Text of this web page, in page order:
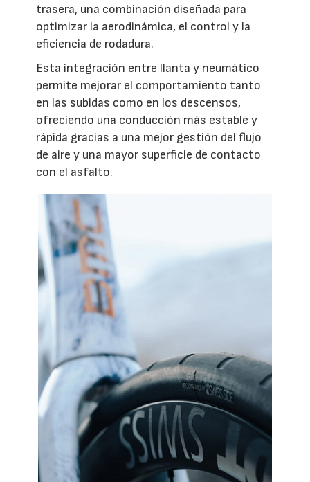
trasera, una combinación diseñada para
optimizar la aerodinámica, el control y la
eficiencia de rodadura.
Esta integración entre llanta y neumático
permite mejorar el comportamiento tanto
en las subidas como en los descensos,
ofreciendo una conducción más estable y
rápida gracias a una mejor gestión del flujo
de aire y una mayor superficie de contacto
con el asfalto.